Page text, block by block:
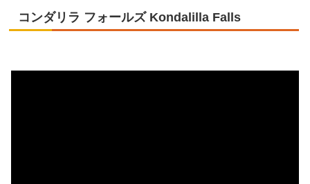
コンダリラ フォールズ Kondalilla Falls